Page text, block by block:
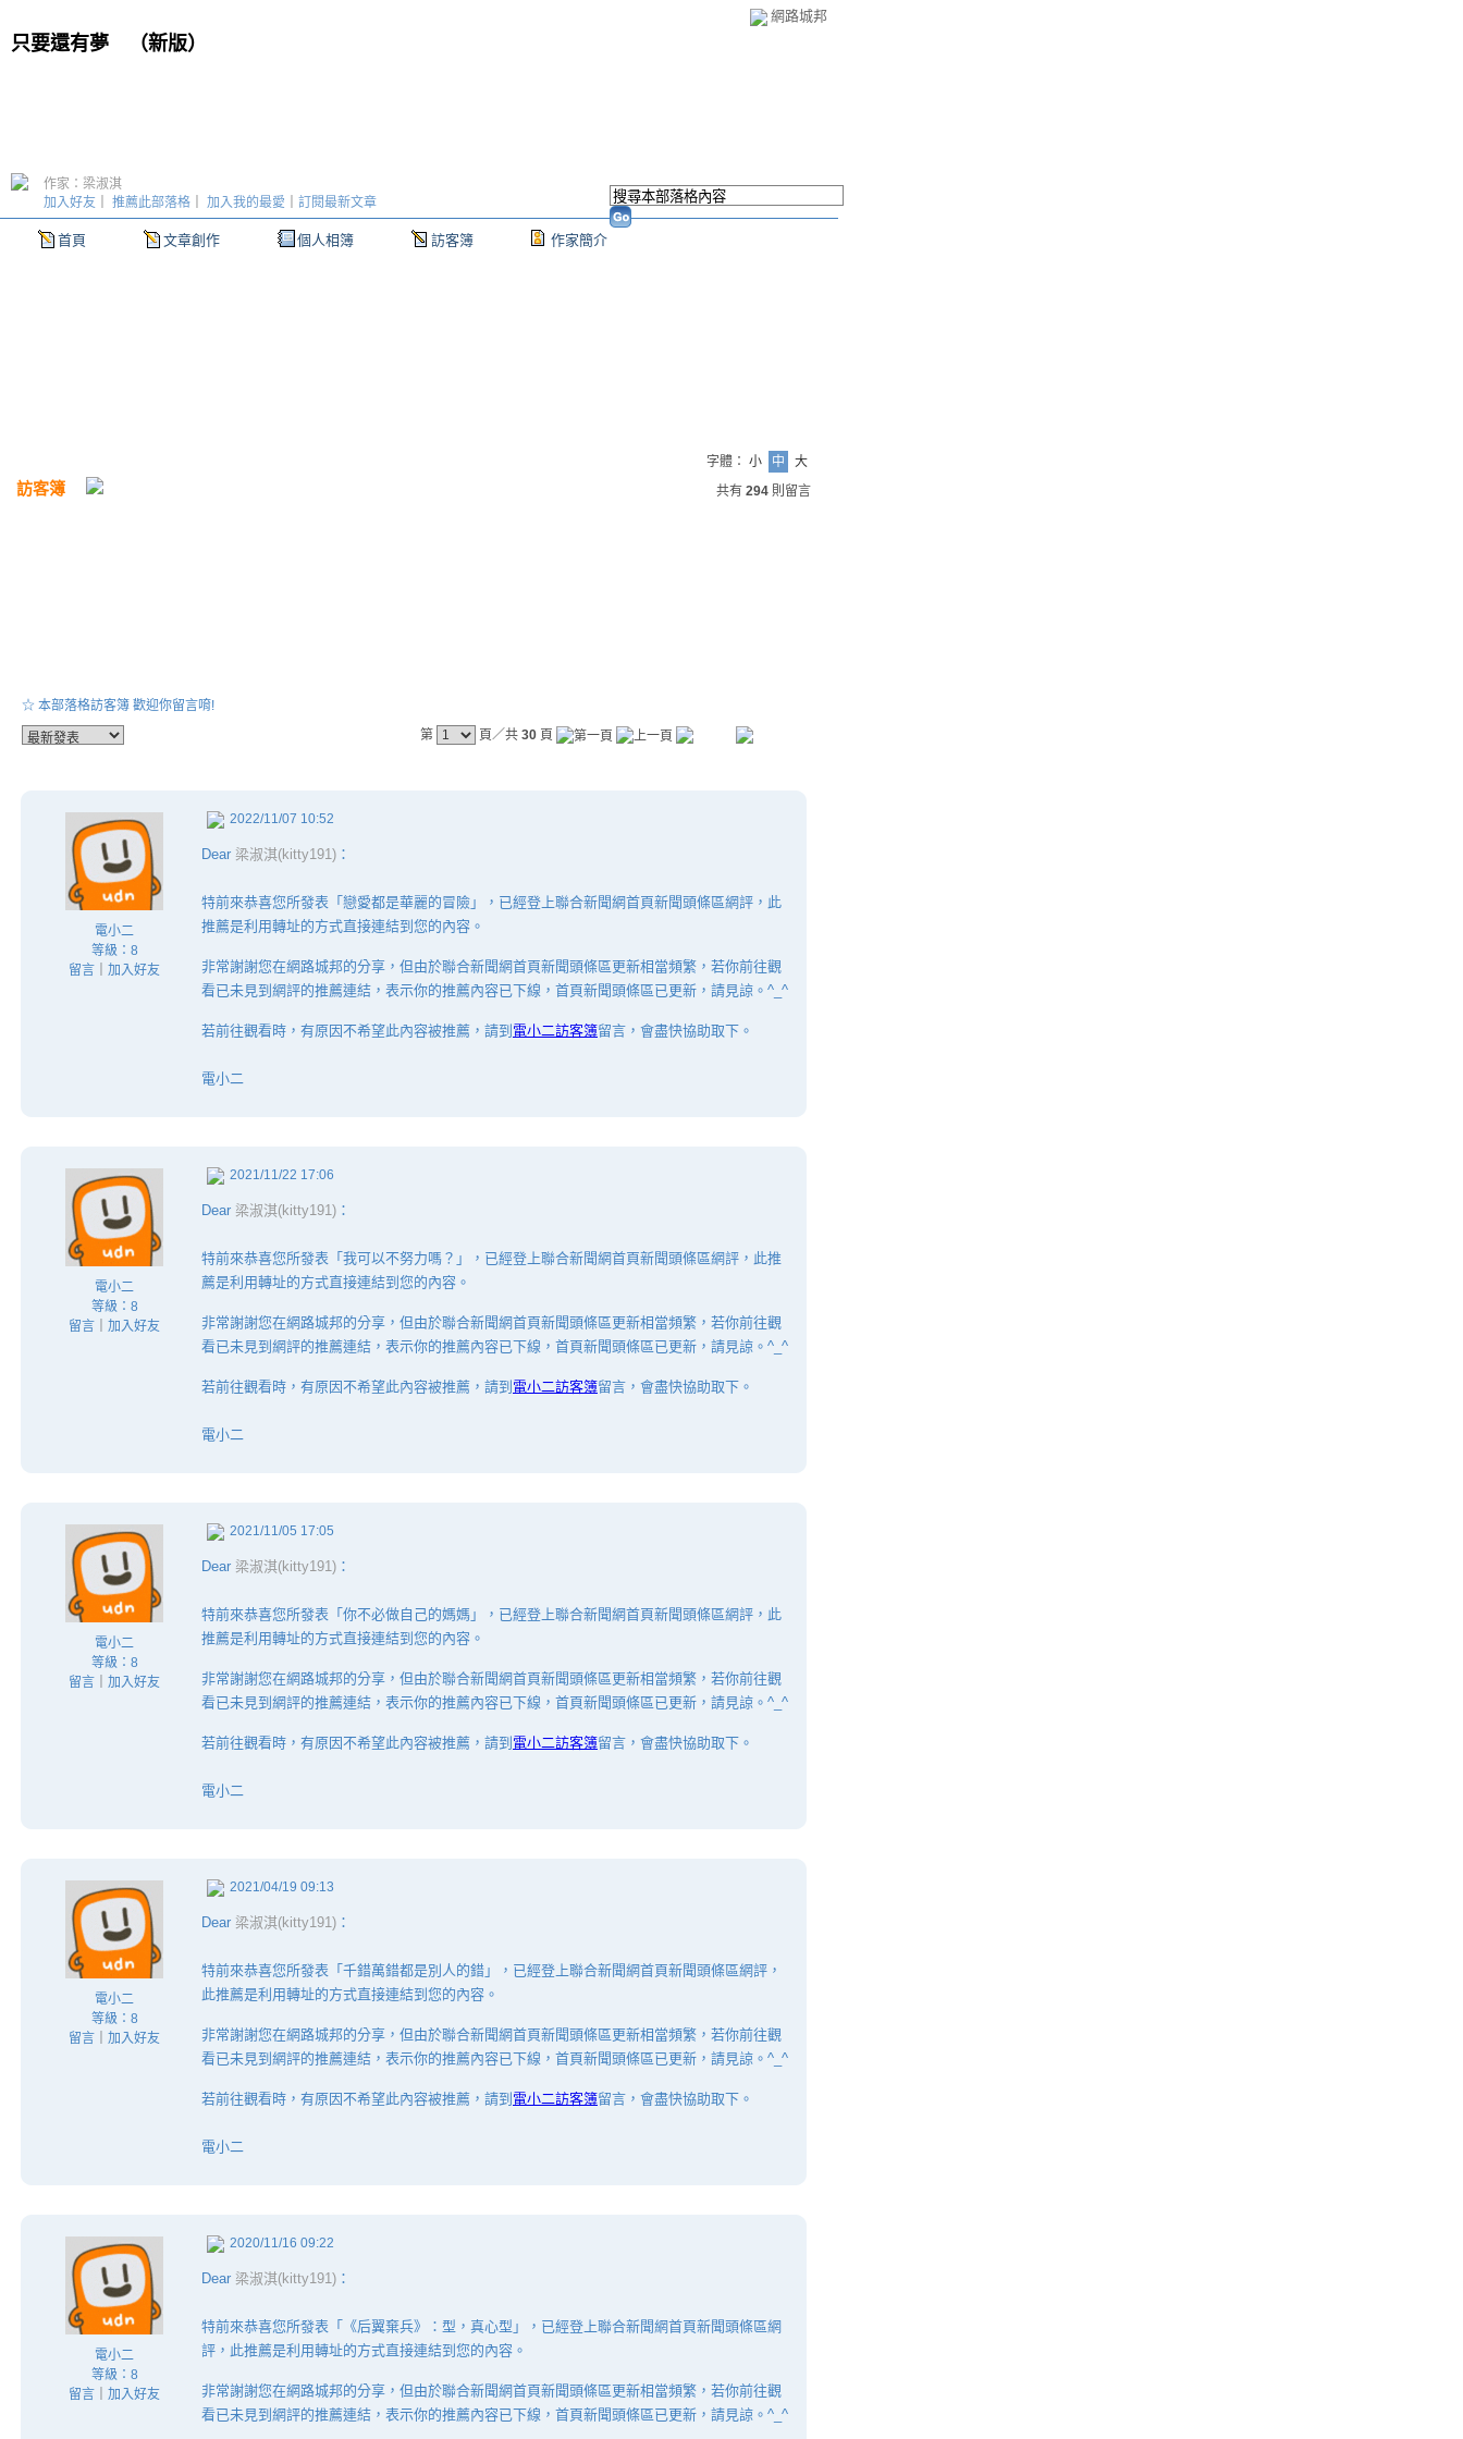
網路城邦
只要還有夢 （新版）
首頁 文章創作 個人相簿 訪客簿 作家簡介
加入好友 推薦此部落格 加入我的最愛 訂閱最新文章
作家：梁淑淇
字體： 小 中 大
訪客簿 共有 294 則留言
☆ 本部落格訪客簿 歡迎你留言唷!
第
頁／共 30 頁
電小二
等級：8
留言
加入好友
2022/11/07 10:52
Dear 梁淑淇(kitty191) ：
特前來恭喜您所發表「戀愛都是華麗的冒險」，已經登上聯合新聞網首頁新聞頭條區網評，此
推薦是利用轉址的方式直接連結到您的內容。
非常謝謝您在網路城邦的分享，但由於聯合新聞網首頁新聞頭條區更新相當頻繁，若你前往觀
看已未見到網評的推薦連結，表示你的推薦內容已下線，首頁新聞頭條區已更新，請見諒。^_^
若前往觀看時，有原因不希望此內容被推薦，請到 電小二訪客簿留言，會盡快協助取下。
電小二
電小二
等級：8
留言
加入好友
2021/11/22 17:06
Dear 梁淑淇(kitty191) ：
特前來恭喜您所發表「我可以不努力嗎？」，已經登上聯合新聞網首頁新聞頭條區網評，此推
薦是利用轉址的方式直接連結到您的內容。
非常謝謝您在網路城邦的分享，但由於聯合新聞網首頁新聞頭條區更新相當頻繁，若你前往觀
看已未見到網評的推薦連結，表示你的推薦內容已下線，首頁新聞頭條區已更新，請見諒。^_^
若前往觀看時，有原因不希望此內容被推薦，請到 電小二訪客簿留言，會盡快協助取下。
電小二
電小二
等級：8
留言
加入好友
2021/11/05 17:05
Dear 梁淑淇(kitty191) ：
特前來恭喜您所發表「你不必做自己的媽媽」，已經登上聯合新聞網首頁新聞頭條區網評，此
推薦是利用轉址的方式直接連結到您的內容。
非常謝謝您在網路城邦的分享，但由於聯合新聞網首頁新聞頭條區更新相當頻繁，若你前往觀
看已未見到網評的推薦連結，表示你的推薦內容已下線，首頁新聞頭條區已更新，請見諒。^_^
若前往觀看時，有原因不希望此內容被推薦，請到 電小二訪客簿留言，會盡快協助取下。
電小二
電小二
等級：8
留言
加入好友
2021/04/19 09:13
Dear 梁淑淇(kitty191) ：
特前來恭喜您所發表「千錯萬錯都是別人的錯」，已經登上聯合新聞網首頁新聞頭條區網評，
此推薦是利用轉址的方式直接連結到您的內容。
非常謝謝您在網路城邦的分享，但由於聯合新聞網首頁新聞頭條區更新相當頻繁，若你前往觀
看已未見到網評的推薦連結，表示你的推薦內容已下線，首頁新聞頭條區已更新，請見諒。^_^
若前往觀看時，有原因不希望此內容被推薦，請到 電小二訪客簿留言，會盡快協助取下。
電小二
電小二
等級：8
留言
加入好友
2020/11/16 09:22
Dear 梁淑淇(kitty191) ：
特前來恭喜您所發表「《后翼棄兵》：型，真心型」，已經登上聯合新聞網首頁新聞頭條區網
評，此推薦是利用轉址的方式直接連結到您的內容。
非常謝謝您在網路城邦的分享，但由於聯合新聞網首頁新聞頭條區更新相當頻繁，若你前往觀
看已未見到網評的推薦連結，表示你的推薦內容已下線，首頁新聞頭條區已更新，請見諒。^_^